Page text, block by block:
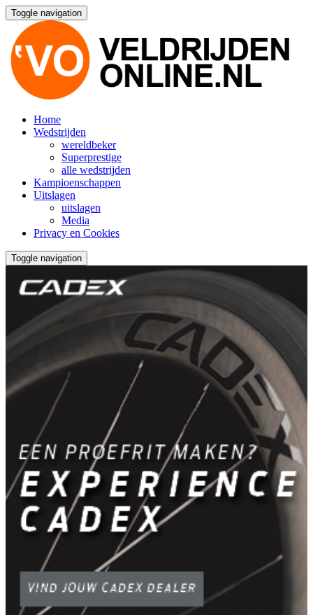
Toggle navigation
Home
Wedstrijden
wereldbeker
Superprestige
alle wedstrijden
Kampioenschappen
Uitslagen
uitslagen
Media
Privacy en Cookies
Toggle navigation